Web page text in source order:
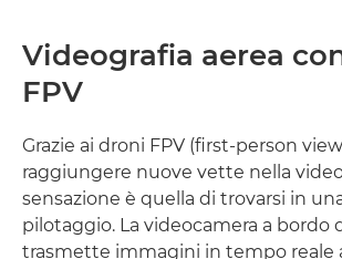
Videografia aerea
FPV
Grazie ai droni FPV (first-person
raggiungere nuove vette nella
sensazione è quella di trovarsi in
pilotaggio. La videocamera a bordo
trasmette immagini in tempo reale